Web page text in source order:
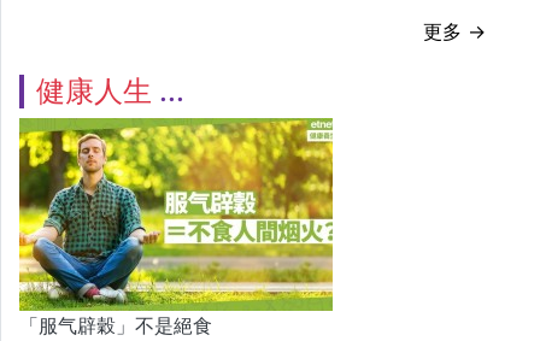
更多 →
健康人生
「服气辟穀」不是絕食